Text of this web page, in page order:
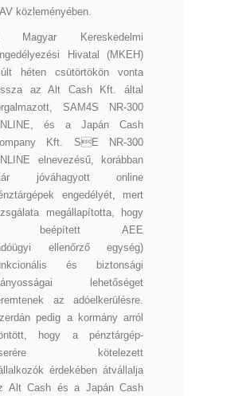
közleményében.
Magyar Kereskedelmi
Hivatal (MKEH)
héten csütörtökön vonta
az Alt Cash Kft. által
SAM4S NR-300
és a Japán Cash
Kft. SE NR-300
elnevezésű, korábban
jóváhagyott online
engedélyét, mert
megállapította, hogy
beépített AEE
ellenőrző egység)
és biztonsági
lehetőséget
az adóelkerülésre.
pedig a kormány arról
hogy a pénztárgép-
kötelezett
érdekében átvállalja
Alt Cash és a Japán Cash